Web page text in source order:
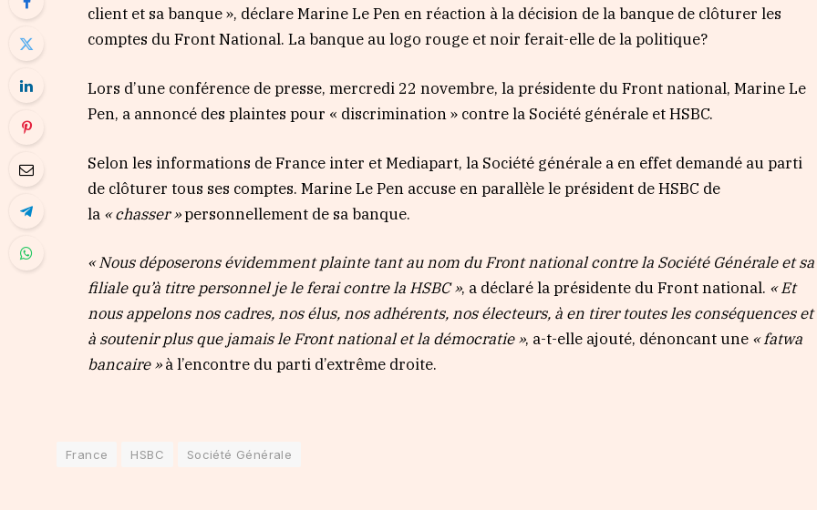
client et sa banque », déclare Marine Le Pen en réaction à la décision de la banque de clôturer les
comptes du Front National. La banque au logo rouge et noir ferait-elle de la politique?
Lors d’une conférence de presse, mercredi 22 novembre, la présidente du Front national, Marine Le
Pen, a annoncé des plaintes pour « discrimination » contre la Société générale et HSBC.
Selon les informations de France inter et Mediapart, la Société générale a en effet demandé au parti
de clôturer tous ses comptes. Marine Le Pen accuse en parallèle le président de HSBC de
la « chasser »personnellement de sa banque.
« Nous déposerons évidemment plainte tant au nom du Front national contre la Société Générale et sa
filiale qu’à titre personnel je le ferai contre la HSBC », a déclaré la présidente du Front national. « Et
nous appelons nos cadres, nos élus, nos adhérents, nos électeurs, à en tirer toutes les conséquences et
à soutenir plus que jamais le Front national et la démocratie », a-t-elle ajouté, dénoncant une « fatwa
bancaire »à l’encontre du parti d’extrême droite.
France HSBC Société Générale